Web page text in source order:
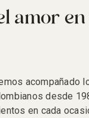
amor
acompañado
desde
en cada